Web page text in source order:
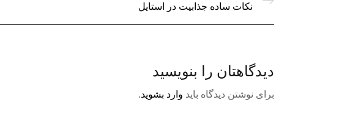
نکات ساده جذابیت در استایل
دیدگاهتان را بنویسید
برای نوشتن دیدگاه باید وارد بشوید.